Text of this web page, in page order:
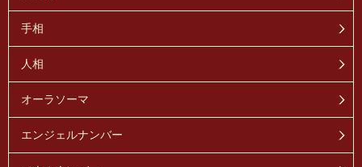
手相
人相
オーラソーマ
エンジェルナンバー